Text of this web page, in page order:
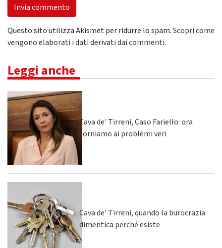
Questo sito utilizza Akismet per ridurre lo spam.Scopri come
vengono elaborati i dati derivati dai commenti.
Leggi anche
Cava de' Tirreni, Caso Fariello: ora
torniamo ai problemi veri
Cava de' Tirreni, quando la burocrazia
dimentica perché esiste